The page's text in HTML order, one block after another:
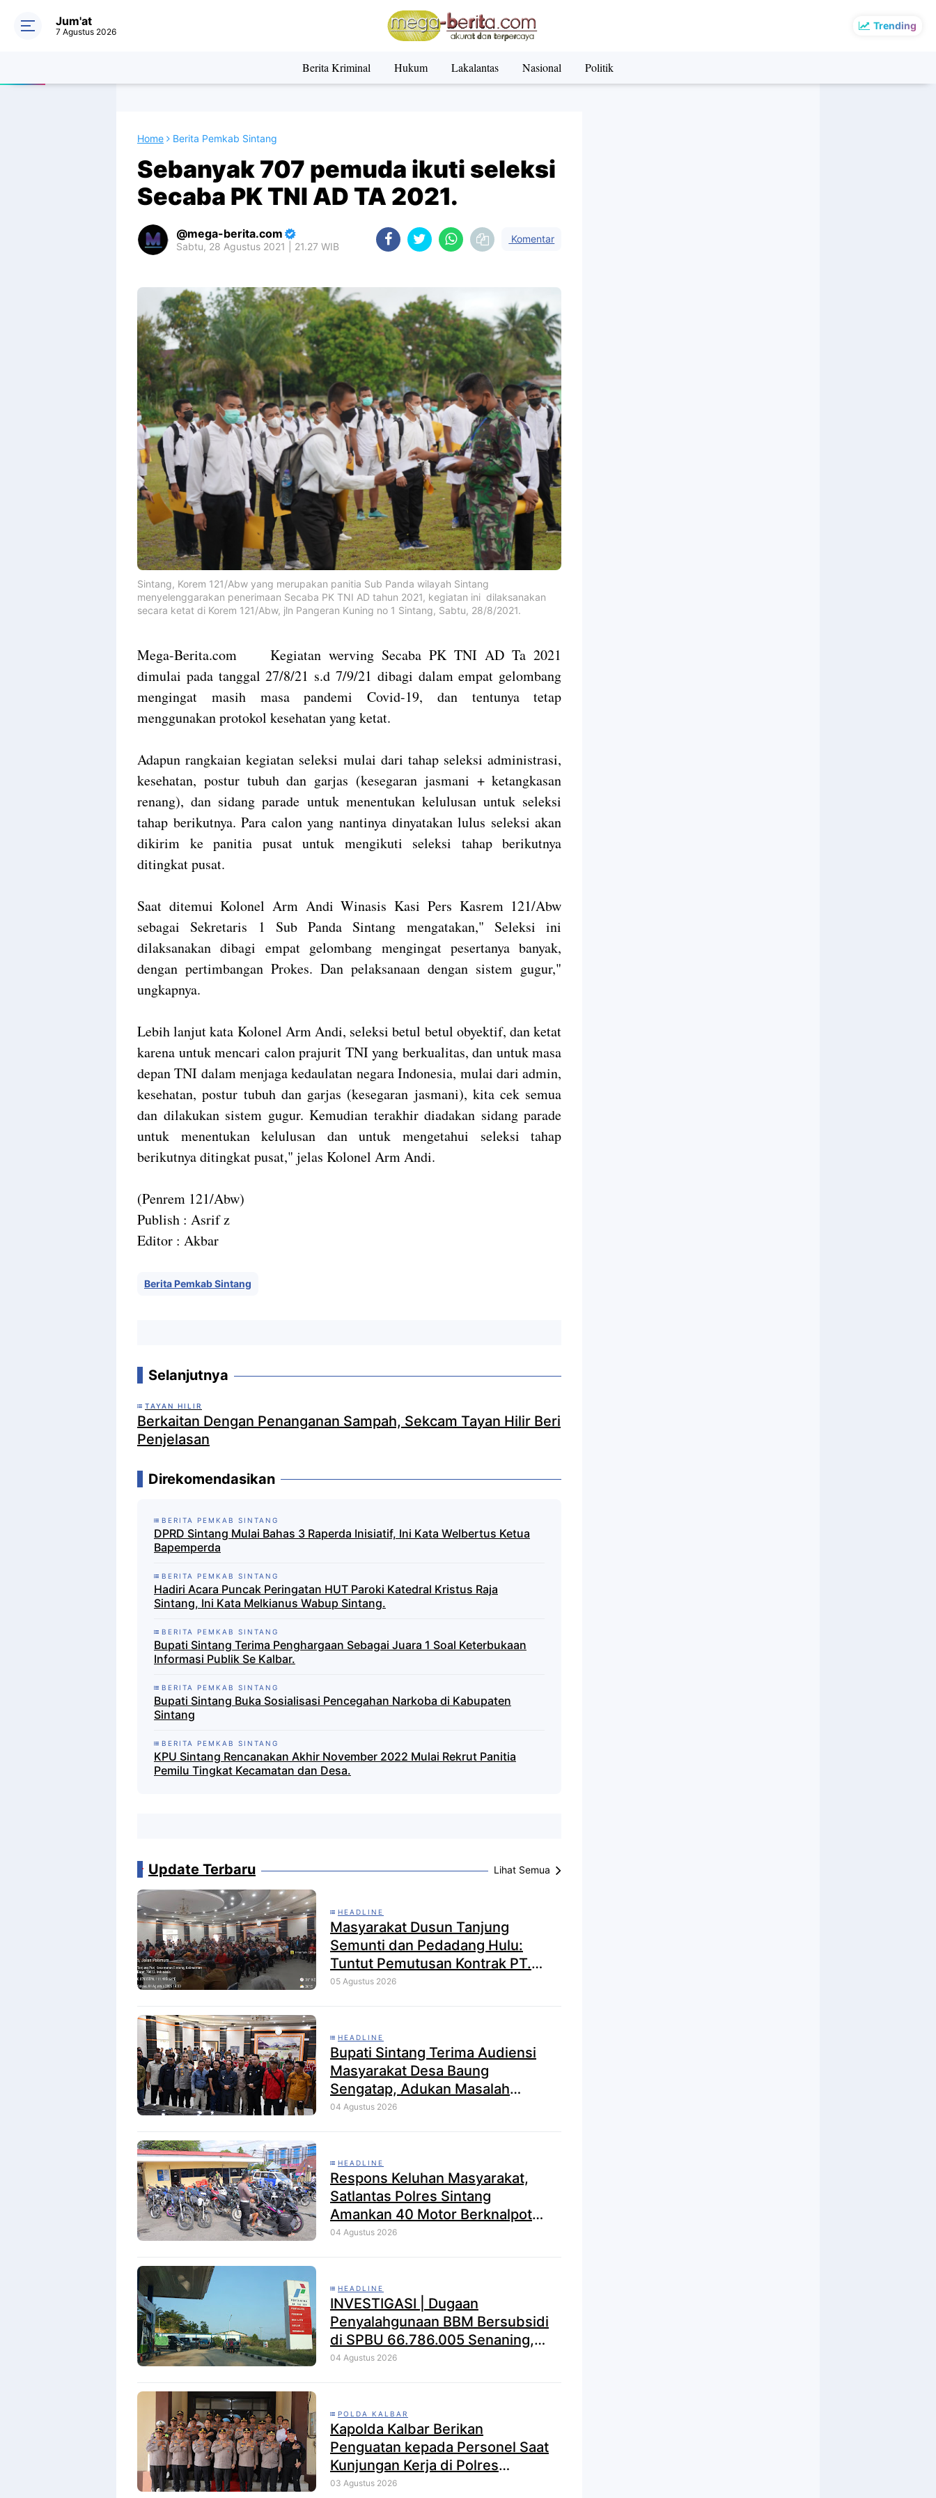
Trending
Jum'at
7 Agustus 2026
Berita Kriminal Hukum Lakalantas Nasional Politik
Home Berita Pemkab Sintang
Sebanyak 707 pemuda ikuti seleksi
Secaba PK TNI AD TA 2021.
mega-berita.com
Sabtu, 28 Agustus 2021 | 21.27 WIB
Komentar
Sintang, Korem 121/Abw yang merupakan panitia Sub Panda wilayah Sintang
menyelenggarakan penerimaan Secaba PK TNI AD tahun 2021, kegiatan ini dilaksanakan
secara ketat di Korem 121/Abw, jln Pangeran Kuning no 1 Sintang, Sabtu, 28/8/2021.
Mega-Berita.com Kegiatan werving Secaba PK TNI AD Ta 2021
dimulai pada tanggal 27/8/21 s.d 7/9/21 dibagi dalam empat gelombang
mengingat masih masa pandemi Covid-19, dan tentunya tetap
menggunakan protokol kesehatan yang ketat.
Adapun rangkaian kegiatan seleksi mulai dari tahap seleksi administrasi,
kesehatan, postur tubuh dan garjas (kesegaran jasmani + ketangkasan
renang), dan sidang parade untuk menentukan kelulusan untuk seleksi
tahap berikutnya. Para calon yang nantinya dinyatakan lulus seleksi akan
dikirim ke panitia pusat untuk mengikuti seleksi tahap berikutnya
ditingkat pusat.
Saat ditemui Kolonel Arm Andi Winasis Kasi Pers Kasrem 121/Abw
sebagai Sekretaris 1 Sub Panda Sintang mengatakan," Seleksi ini
dilaksanakan dibagi empat gelombang mengingat pesertanya banyak,
dengan pertimbangan Prokes. Dan pelaksanaan dengan sistem gugur,"
ungkapnya.
Lebih lanjut kata Kolonel Arm Andi, seleksi betul betul obyektif, dan ketat
karena untuk mencari calon prajurit TNI yang berkualitas, dan untuk masa
depan TNI dalam menjaga kedaulatan negara Indonesia, mulai dari admin,
kesehatan, postur tubuh dan garjas (kesegaran jasmani), kita cek semua
dan dilakukan sistem gugur. Kemudian terakhir diadakan sidang parade
untuk menentukan kelulusan dan untuk mengetahui seleksi tahap
berikutnya ditingkat pusat," jelas Kolonel Arm Andi.
(Penrem 121/Abw)
Publish : Asrif z
Editor : Akbar
Berita Pemkab Sintang
Selanjutnya
TAYAN HILIR
Berkaitan Dengan Penanganan Sampah, Sekcam Tayan Hilir Beri
Penjelasan
Direkomendasikan
BERITA PEMKAB SINTANG
DPRD Sintang Mulai Bahas 3 Raperda Inisiatif, Ini Kata Welbertus Ketua
Bapemperda
BERITA PEMKAB SINTANG
Hadiri Acara Puncak Peringatan HUT Paroki Katedral Kristus Raja
Sintang, Ini Kata Melkianus Wabup Sintang.
BERITA PEMKAB SINTANG
Bupati Sintang Terima Penghargaan Sebagai Juara 1 Soal Keterbukaan
Informasi Publik Se Kalbar.
BERITA PEMKAB SINTANG
Bupati Sintang Buka Sosialisasi Pencegahan Narkoba di Kabupaten
Sintang
BERITA PEMKAB SINTANG
KPU Sintang Rencanakan Akhir November 2022 Mulai Rekrut Panitia
Pemilu Tingkat Kecamatan dan Desa.
Update Terbaru Lihat Semua
HEADLINE
Masyarakat Dusun Tanjung
Semunti dan Pedadang Hulu:
Tuntut Pemutusan Kontrak PT.
Satya Nusa Indah Perkasa
05 Agustus 2026
HEADLINE
Bupati Sintang Terima Audiensi
Masyarakat Desa Baung
Sengatap, Adukan Masalah
Dengan Investor Perkebunan
04 Agustus 2026
HEADLINE
Respons Keluhan Masyarakat,
Satlantas Polres Sintang
Amankan 40 Motor Berknalpot
Brong dalam Strong Point Pagi
04 Agustus 2026
HEADLINE
INVESTIGASI | Dugaan
Penyalahgunaan BBM Bersubsidi
di SPBU 66.786.005 Senaning,
APH Jangan Tutup Mata, BPH
04 Agustus 2026
POLDA KALBAR
Kapolda Kalbar Berikan
Penguatan kepada Personel Saat
Kunjungan Kerja di Polres
Kayong Utara
03 Agustus 2026